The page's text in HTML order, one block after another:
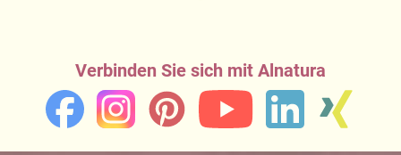
Verbinden Sie sich mit Alnatura